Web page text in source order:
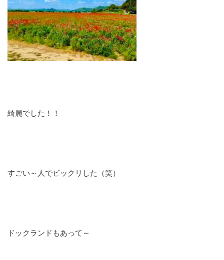
綺麗でした！！
すごい～人でビックリした（笑）
ドックランドもあって～